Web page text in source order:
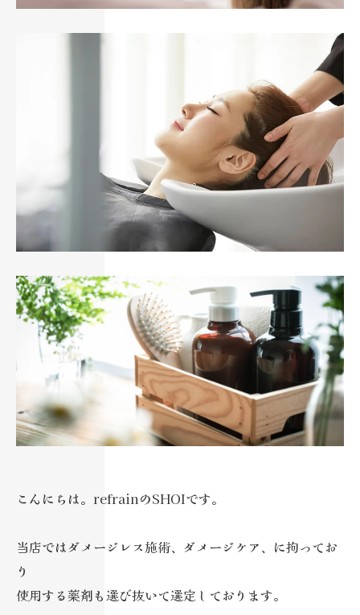
こんにちは。refrainのSHOIです。
当店ではダメージレス施術、ダメージケア、に拘ってお
り
使用する薬剤も選び抜いて選定しております。